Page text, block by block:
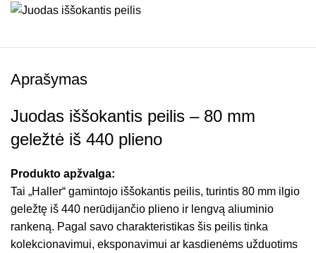
Aprašymas
Juodas iššokantis peilis – 80 mm
geležtė iš 440 plieno
Produkto apžvalga:
Tai „Haller“ gamintojo iššokantis peilis, turintis 80 mm ilgio
geležtę iš 440 nerūdijančio plieno ir lengvą aliuminio
rankeną. Pagal savo charakteristikas šis peilis tinka
kolekcionavimui, eksponavimui ar kasdienėms užduotims